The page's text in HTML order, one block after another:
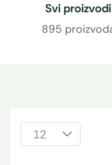
Svi proizvodi
895